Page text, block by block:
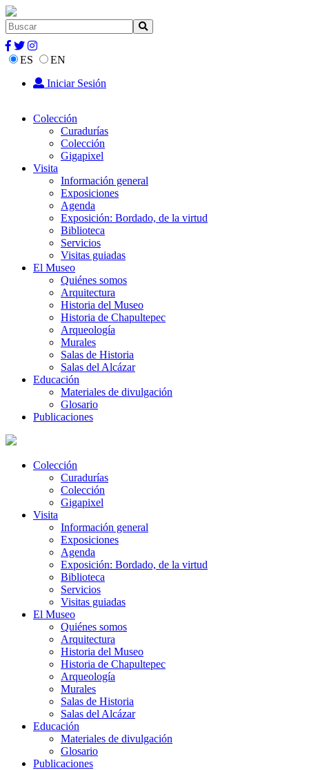
ES
EN
Iniciar Sesión
Colección
Curadurías
Colección
Gigapixel
Visita
Información general
Exposiciones
Agenda
Exposición: Bordado, de la virtud
Biblioteca
Servicios
Visitas guiadas
El Museo
Quiénes somos
Arquitectura
Historia del Museo
Historia de Chapultepec
Arqueología
Murales
Salas de Historia
Salas del Alcázar
Educación
Materiales de divulgación
Glosario
Publicaciones
Colección
Curadurías
Colección
Gigapixel
Visita
Información general
Exposiciones
Agenda
Exposición: Bordado, de la virtud
Biblioteca
Servicios
Visitas guiadas
El Museo
Quiénes somos
Arquitectura
Historia del Museo
Historia de Chapultepec
Arqueología
Murales
Salas de Historia
Salas del Alcázar
Educación
Materiales de divulgación
Glosario
Publicaciones